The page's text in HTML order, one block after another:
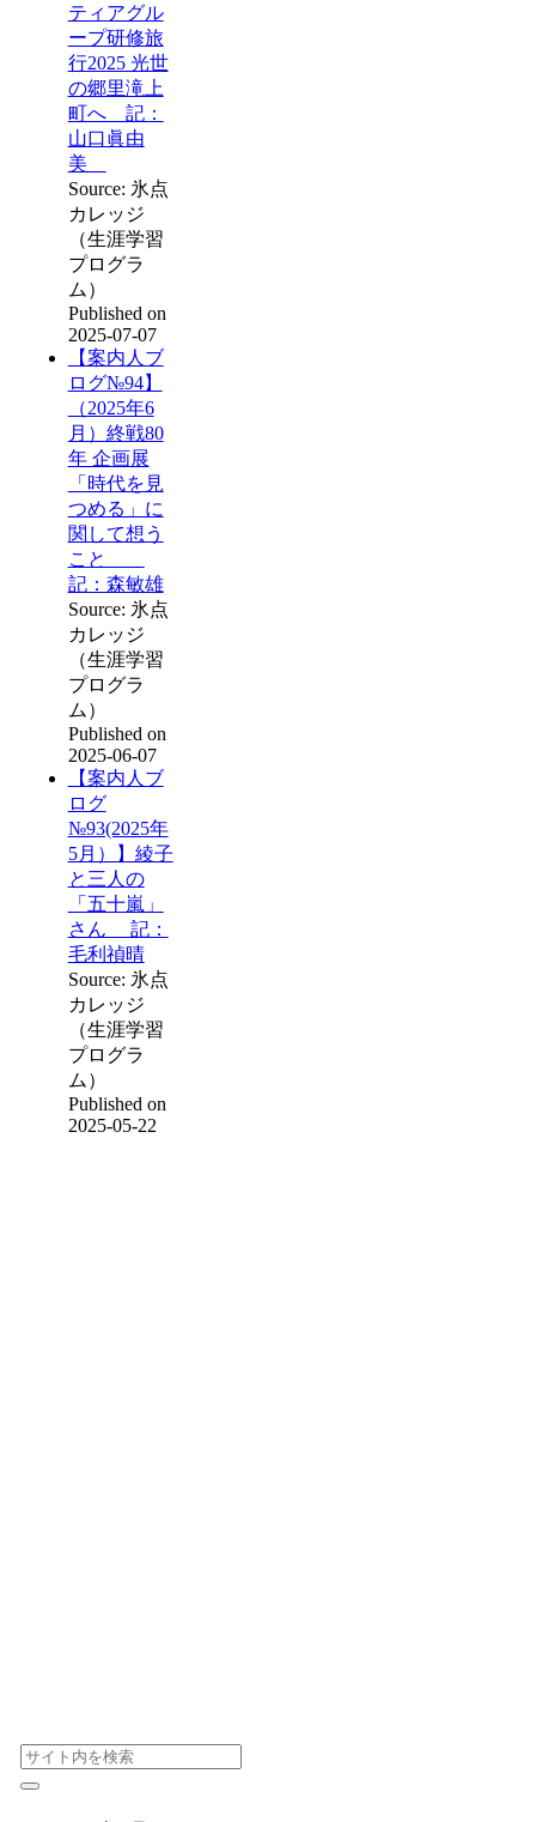
ティアグル
ープ研修旅
行2025 光世
の郷里滝上
町へ 記：
山口眞由
美
Source: 氷点
カレッジ
（生涯学習
プログラ
ム）
Published on
2025-07-07
【案内人ブ
ログ№94】
（2025年6
月）終戦80
年 企画展
「時代を見
つめる」に
関して想う
こと
記：森敏雄
Source: 氷点
カレッジ
（生涯学習
プログラ
ム）
Published on
2025-06-07
【案内人ブ
ログ
№93(2025年
5月）】綾子
と三人の
「五十嵐」
さん 記：
毛利禎晴
Source: 氷点
カレッジ
（生涯学習
プログラ
ム）
Published on
2025-05-22